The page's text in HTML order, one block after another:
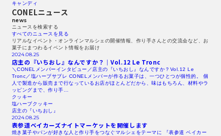
キャンディ
CONELニュース
news
ニュースを検索する​
すべてのニュースを見る​
リアルなイベント・オンラインマルシェの開催情報、作り手さんとの交流会など、お
菓子にまつわるイベント情報をお届け
2024.08.25
店主の『いちおし』なんですか？｜Vol.12 Le Tronc
＼CONELメンバーインタビュー／店主の『いちおし』なんですか？Vol.12 Le
Tronc／塩ハーブサブレ CONELメンバーが作るお菓子は、一つひとつが個性的。 個
人で製造から販売まで行なっているお店がほとんどだから、味はもちろん、材料やラ
ッピングまで、作り手…
クッキー
塩ハーブクッキー
店主の『いちおし』
2024.08.25
表参道ベイカーズナイトマーケットを開催します
焼き菓子やパンが好きな人と作り手をつなぐマルシェをテーマに 『表参道 ベイカー